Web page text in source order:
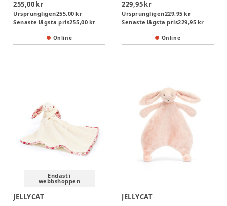
255,00 kr
Ursprungligen255,00 kr
Senaste lägsta pris255,00 kr
Online
229,95 kr
Ursprungligen229,95 kr
Senaste lägsta pris229,95 kr
Online
Endast i
webbshoppen
JELLYCAT
JELLYCAT